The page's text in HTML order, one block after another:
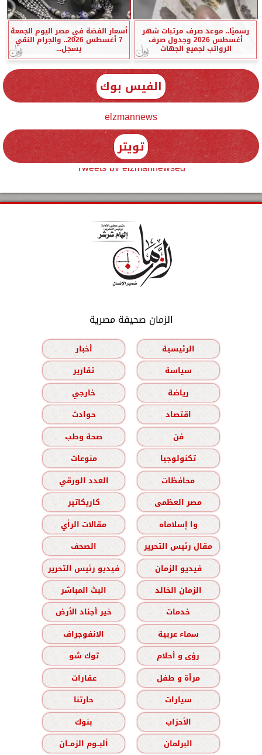
رسميًا.. موعد صرف مرتبات شهر
أغسطس 2026 وجدول صرف
الرواتب لجميع الجهات
أسعار الفضة في مصر اليوم الجمعة
7 أغسطس 2026.. والجرام النقي
يسجل...
الفيس بوك
elzmannews
تويتر
Tweets by elzmannewseg
الزمان صحيفة مصرية
الرئيسية
أخبار
سياسة
تقارير
رياضة
خارجي
اقتصاد
حوادث
فن
صحة وطب
تكنولوجيا
منوعات
محافظات
العدد الورقي
مصر العظمى
كاريكاتير
وا إسلاماه
مقالات الرأي
مقال رئيس التحرير
الصحف
فيديو الزمان
فيديو رئيس التحرير
الزمان الخالد
البث المباشر
خدمات
خير أجناد الأرض
سماء عربية
الانفوجراف
رؤى و أحلام
توك شو
مرأة و طفل
عقارات
سيارات
حارتنا
الأحزاب
بنوك
البرلمان
ألبــوم الزمــان